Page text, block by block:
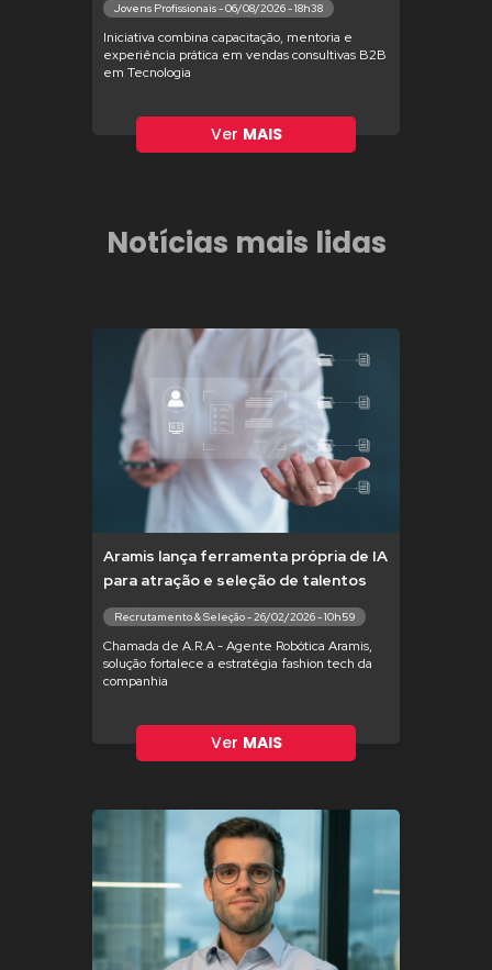
Jovens Profissionais - 06/08/2026 - 18h38
Iniciativa combina capacitação, mentoria e
experiência prática em vendas consultivas B2B
em Tecnologia
Ver MAIS
Notícias mais lidas
Aramis lança ferramenta própria de IA
para atração e seleção de talentos
Recrutamento & Seleção - 26/02/2026 - 10h59
Chamada de A.R.A - Agente Robótica Aramis,
solução fortalece a estratégia fashion tech da
companhia
Ver MAIS